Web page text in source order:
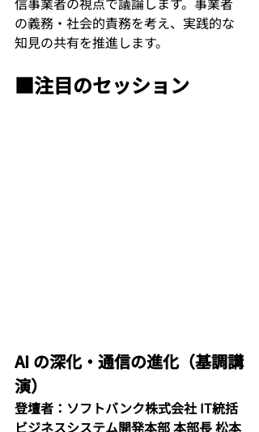
の義務・社会的責務を考え、実践的な
知見の共有を推進します。
■注目のセッション
AI の深化・通信の進化（基調講
演）
登壇者：ソフトバンク株式会社 IT統括
ビジネスシステム開発本部 本部長 松本